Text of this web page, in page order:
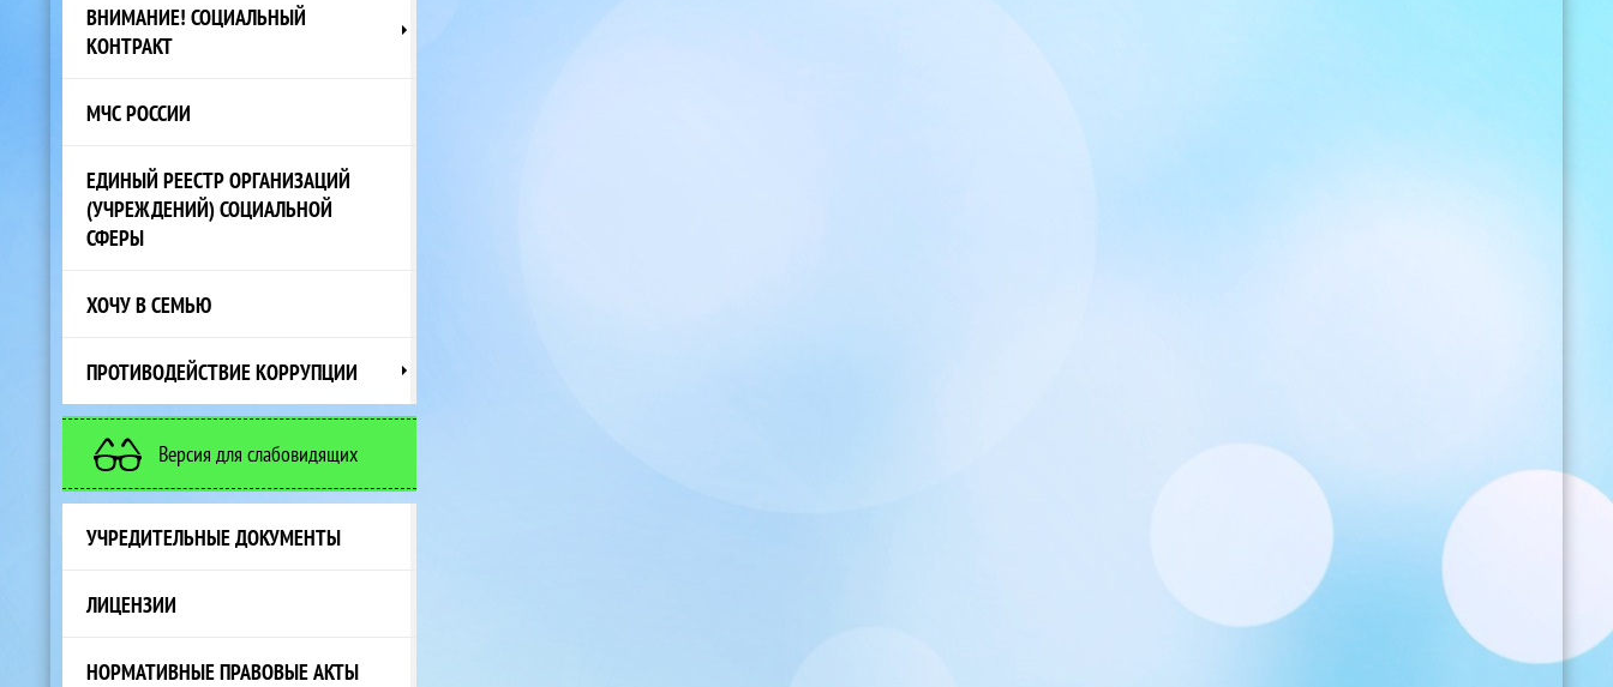
ВНИМАНИЕ! СОЦИАЛЬНЫЙ
КОНТРАКТ
МЧС РОССИИ
ЕДИНЫЙ РЕЕСТР ОРГАНИЗАЦИЙ
(УЧРЕЖДЕНИЙ) СОЦИАЛЬНОЙ
СФЕРЫ
ХОЧУ В СЕМЬЮ
ПРОТИВОДЕЙСТВИЕ КОРРУПЦИИ
Версия для слабовидящих
УЧРЕДИТЕЛЬНЫЕ ДОКУМЕНТЫ
ЛИЦЕНЗИИ
НОРМАТИВНЫЕ ПРАВОВЫЕ АКТЫ